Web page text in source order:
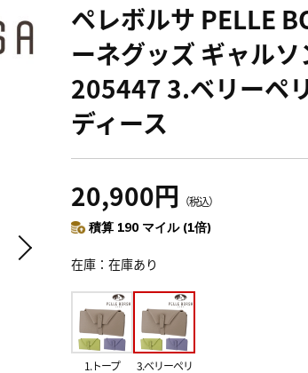
ペレボルサ PELLE
ーネグッズ ギャル
205447 3.ベリーペ
ディース
20,900円 （税込）
積算 190 マイル (1倍)
在庫 在庫あり
1.トープ 3.ベリーペリ